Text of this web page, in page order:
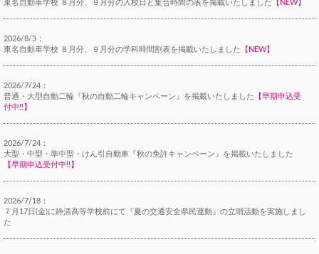
東名自動車学校 ８月分、９月分の入校日と集合時間の表を掲載いたしました 【NEW】
2026/8/3：
東名自動車学校 ８月分、９月分の学科時間割表を掲載いたしました 【NEW】
2026/7/24：
普通・大型自動二輪『秋の自動二輪キャンペーン』を掲載いたしました 【早期申込受
付中!!】
2026/7/24：
大型・中型・準中型・けん引自動車『秋の免許キャンペーン』を掲載いたしました
【早期申込受付中!!】
2026/7/18：
７月17日(金)に静清高等学校前にて『夏の交通安全県民運動』の立哨活動を実施しまし
た